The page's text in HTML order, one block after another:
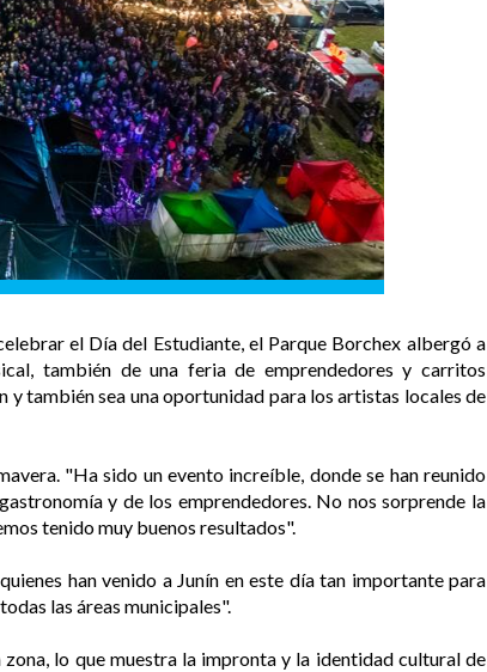
el Día del Estudiante, el Parque Borchex albergó a
también de una feria de emprendedores y carritos
también sea una oportunidad para los artistas locales de
"Ha sido un evento increíble, donde se han reunido
y de los emprendedores. No nos sorprende la
tenido muy buenos resultados".
han venido a Junín en este día tan importante para
las áreas municipales".
lo que muestra la impronta y la identidad cultural de